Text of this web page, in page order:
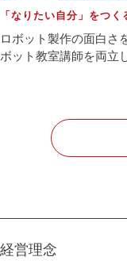
「なりたい自分」をつ
ロボット製作の面白
ボット教室講師を両立
経営理念